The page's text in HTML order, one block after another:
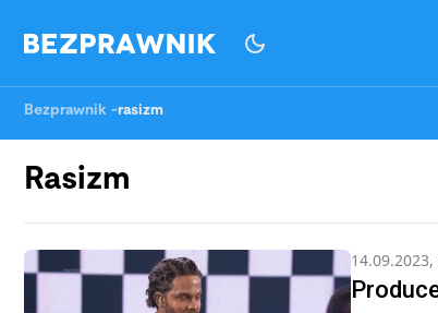
Bezprawnik -rasizm
Rasizm